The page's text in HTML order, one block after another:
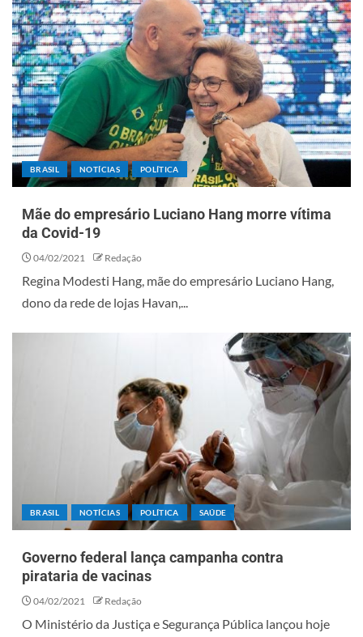
BRASIL NOTÍCIAS POLÍTICA
Mãe do empresário Luciano Hang morre vítima
da Covid-19
04/02/2021 Redação
Regina Modesti Hang, mãe do empresário Luciano Hang,
dono da rede de lojas Havan,...
BRASIL NOTÍCIAS POLÍTICA SAÚDE
Governo federal lança campanha contra
pirataria de vacinas
04/02/2021 Redação
O Ministério da Justiça e Segurança Pública lançou hoje